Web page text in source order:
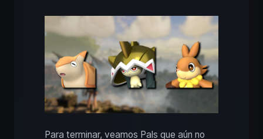
Para terminar, veamos Pals que aún no